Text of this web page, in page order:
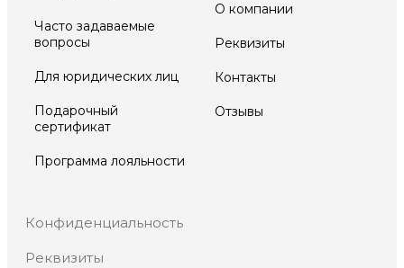
Часто задаваемые
вопросы
Для юридических лиц
Подарочный
сертификат
Программа лояльности
О компании
Реквизиты
Контакты
Отзывы
Конфиденциальность
Реквизиты